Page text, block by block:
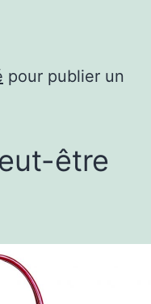
pour publier un
être